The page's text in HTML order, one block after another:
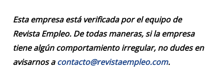
Esta empresa está verificada por el equipo de
Revista Empleo. De todas maneras, si la empresa
tiene algún comportamiento irregular, no dudes en
avisarnos acontacto@revistaempleo.com.